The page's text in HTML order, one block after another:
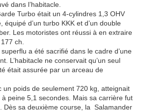
dans l’habitacle.
Turbo était un 4-cylindres 1,3 OHV
équipé d’un turbo KKK et d’un double
Les motoristes ont réussi à en extraire
ch.
a été sacrifié dans le cadre d’une
L’habitacle ne conservait qu’un seul
était assurée par un arceau de
un poids de seulement 720 kg, atteignait
peine 5,1 secondes. Mais sa carrière fut
Dès sa deuxième course, la Salamander